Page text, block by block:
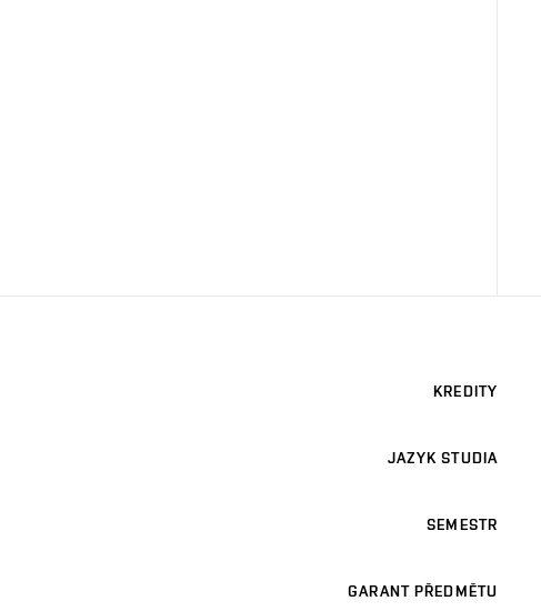
KREDITY
JAZYK STUDIA
SEMESTR
GARANT PŘEDMĚTU